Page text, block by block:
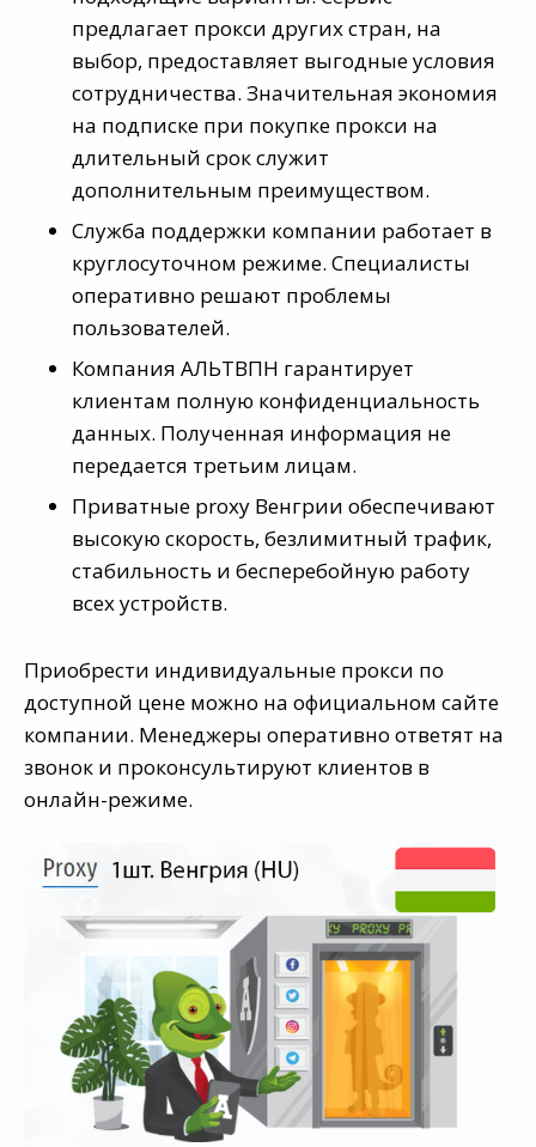
предлагает прокси других стран, на
выбор, предоставляет выгодные условия
сотрудничества. Значительная экономия
на подписке при покупке прокси на
длительный срок служит
дополнительным преимуществом.
Служба поддержки компании работает в
круглосуточном режиме. Специалисты
оперативно решают проблемы
пользователей.
Компания АЛЬТВПН гарантирует
клиентам полную конфиденциальность
данных. Полученная информация не
передается третьим лицам.
Приватные proxy Венгрии обеспечивают
высокую скорость, безлимитный трафик,
стабильность и бесперебойную работу
всех устройств.
Приобрести индивидуальные прокси по
доступной цене можно на официальном сайте
компании. Менеджеры оперативно ответят на
звонок и проконсультируют клиентов в
онлайн-режиме.